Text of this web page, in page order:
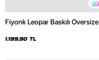
Fiyonk Leopar Baskılı Oversize
1.199,90 TL